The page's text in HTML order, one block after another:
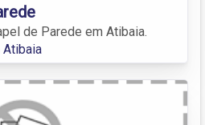
de Parede em Atibaia.
Atibaia